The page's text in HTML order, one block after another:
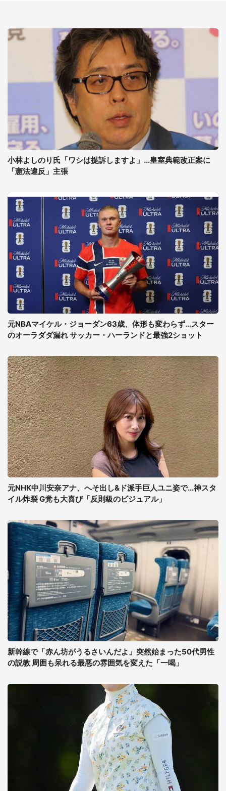
小林よしのり氏「ワシは提訴しますよ」...皇室典範改正案に
「憲法違反」主張
元NBAマイケル・ジョーダン63歳、体形も変わらず...スター
のオーラダダ漏れ サッカー・ハーランドと最強2ショット
元NHK中川安奈アナ、へそ出し&ド派手巨人ユニ姿で...神スタ
イル炸裂 G党も大喜び「反則級のビジュアル」
新幹線で「赤ん坊がうるさいんだよ」突然始まった50代男性
の説教 周囲も呆れる最悪の雰囲気を変えた「一喝」